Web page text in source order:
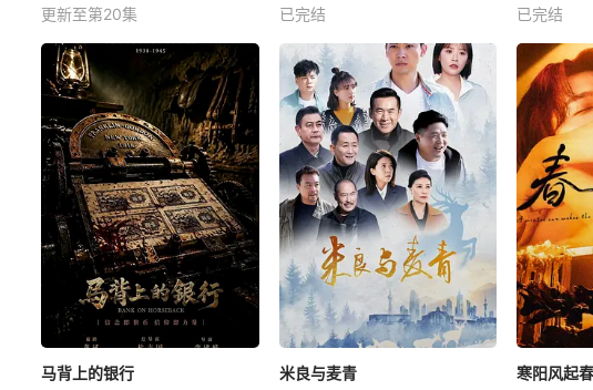
更新至第20集
已完结
已完结
马背上的银行
米良与麦青
寒阳风起